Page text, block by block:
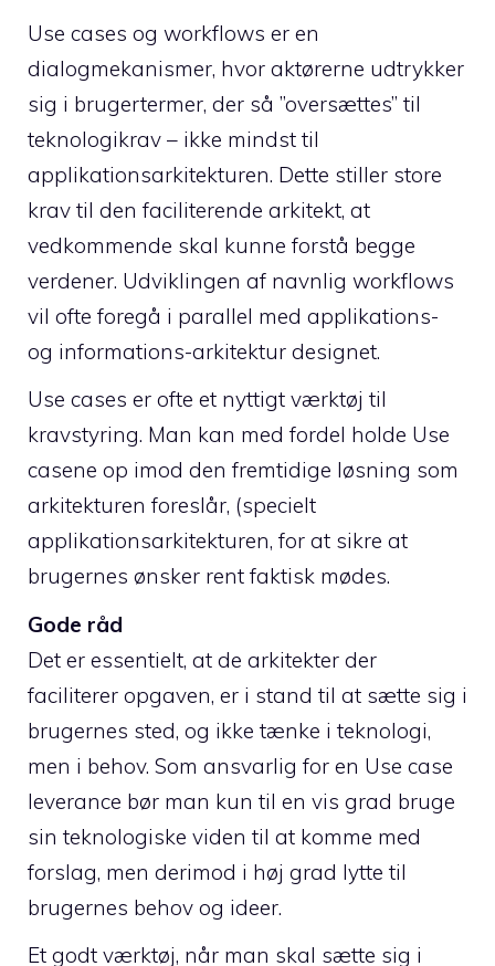
Use cases og workflows er en
dialogmekanismer, hvor aktørerne udtrykker
sig i brugertermer, der så ”oversættes” til
teknologikrav – ikke mindst til
applikationsarkitekturen. Dette stiller store
krav til den faciliterende arkitekt, at
vedkommende skal kunne forstå begge
verdener. Udviklingen af navnlig workflows
vil ofte foregå i parallel med applikations-
og informations-arkitektur designet.
Use cases er ofte et nyttigt værktøj til
kravstyring. Man kan med fordel holde Use
casene op imod den fremtidige løsning som
arkitekturen foreslår, (specielt
applikationsarkitekturen, for at sikre at
brugernes ønsker rent faktisk mødes.
Gode råd
Det er essentielt, at de arkitekter der
faciliterer opgaven, er i stand til at sætte sig i
brugernes sted, og ikke tænke i teknologi,
men i behov. Som ansvarlig for en Use case
leverance bør man kun til en vis grad bruge
sin teknologiske viden til at komme med
forslag, men derimod i høj grad lytte til
brugernes behov og ideer.
Et godt værktøj, når man skal sætte sig i